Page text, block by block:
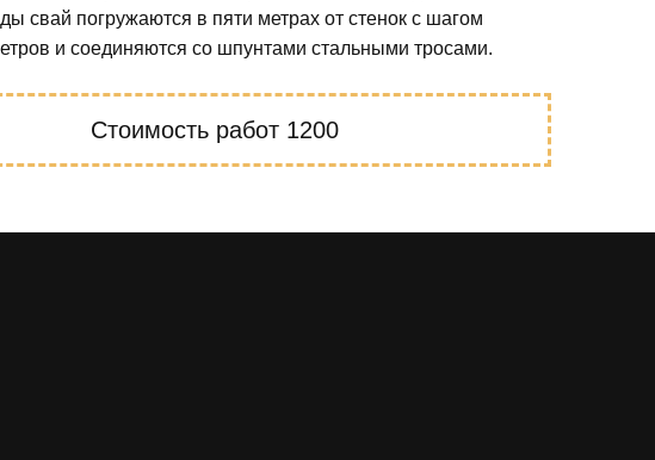
свай погружаются в пяти метрах от стенок с шагом
и соединяются со шпунтами стальными тросами.
Стоимость работ 1200